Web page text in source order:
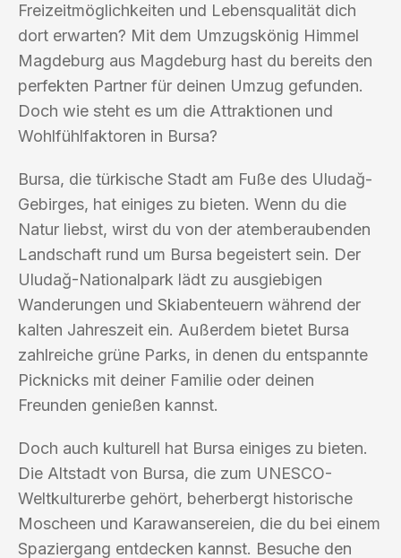
Freizeitmöglichkeiten und Lebensqualität dich
dort erwarten? Mit dem Umzugskönig Himmel
Magdeburg aus Magdeburg hast du bereits den
perfekten Partner für deinen Umzug gefunden.
Doch wie steht es um die Attraktionen und
Wohlfühlfaktoren in Bursa?
Bursa, die türkische Stadt am Fuße des Uludağ-
Gebirges, hat einiges zu bieten. Wenn du die
Natur liebst, wirst du von der atemberaubenden
Landschaft rund um Bursa begeistert sein. Der
Uludağ-Nationalpark lädt zu ausgiebigen
Wanderungen und Skiabenteuern während der
kalten Jahreszeit ein. Außerdem bietet Bursa
zahlreiche grüne Parks, in denen du entspannte
Picknicks mit deiner Familie oder deinen
Freunden genießen kannst.
Doch auch kulturell hat Bursa einiges zu bieten.
Die Altstadt von Bursa, die zum UNESCO-
Weltkulturerbe gehört, beherbergt historische
Moscheen und Karawansereien, die du bei einem
Spaziergang entdecken kannst. Besuche den